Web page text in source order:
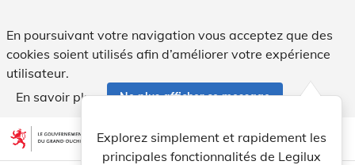
En poursuivant votre navigation vous acceptez que des
cookies soient utilisés afin d’améliorer votre expérience
utilisateur.
En savoir plus
Ne plus afficher ce message
Aller au contenu account_circle help Aide
Explorez simplement et rapidement les
principales fonctionnalités de Legilux
light_mode dark_mode